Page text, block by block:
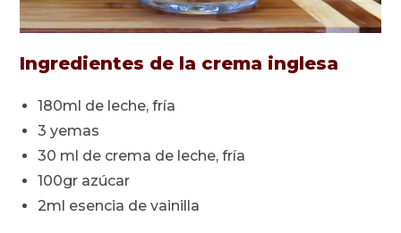
Ingredientes de la crema inglesa
180ml de leche, fría
3 yemas
30 ml de crema de leche, fría
100gr azúcar
2ml esencia de vainilla